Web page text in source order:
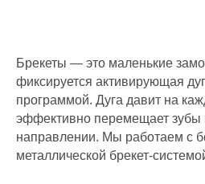
Брекеты — это маленькие
фиксируется активирующая
программой. Дуга давит на
эффективно перемещает зубы
направлении. Мы работаем с
металлической брекет-